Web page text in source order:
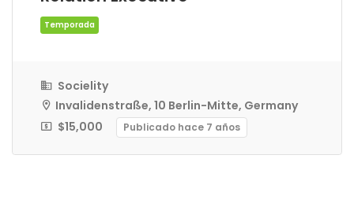
Socielity
Invalidenstraße, 10 Berlin-Mitte, Germany
$15,000
Publicado hace 7 años